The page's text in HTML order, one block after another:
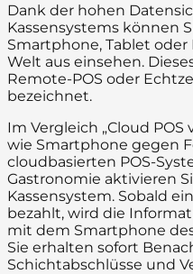
Dank der hohen
Kassensystems können
Smartphone, Tablet
Welt aus einsehen.
Remote-POS oder
bezeichnet.
Im Vergleich „Cloud POS
wie Smartphone gegen
cloudbasierten POS-
Gastronomie aktivieren
Kassensystem. Sobald
bezahlt, wird die
mit dem Smartphone
Sie erhalten sofort
Schichtabschlüsse und